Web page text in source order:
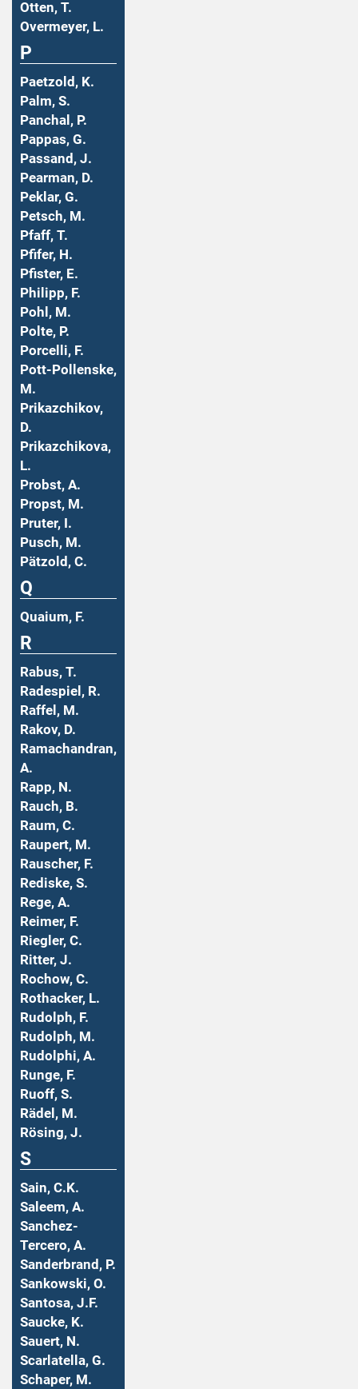
Otten, T.
Overmeyer, L.
P
Paetzold, K.
Palm, S.
Panchal, P.
Pappas, G.
Passand, J.
Pearman, D.
Peklar, G.
Petsch, M.
Pfaff, T.
Pfifer, H.
Pfister, E.
Philipp, F.
Pohl, M.
Polte, P.
Porcelli, F.
Pott-Pollenske,
M.
Prikazchikov,
D.
Prikazchikova,
L.
Probst, A.
Propst, M.
Pruter, I.
Pusch, M.
Pätzold, C.
Q
Quaium, F.
R
Rabus, T.
Radespiel, R.
Raffel, M.
Rakov, D.
Ramachandran,
A.
Rapp, N.
Rauch, B.
Raum, C.
Raupert, M.
Rauscher, F.
Rediske, S.
Rege, A.
Reimer, F.
Riegler, C.
Ritter, J.
Rochow, C.
Rothacker, L.
Rudolph, F.
Rudolph, M.
Rudolphi, A.
Runge, F.
Ruoff, S.
Rädel, M.
Rösing, J.
S
Sain, C.K.
Saleem, A.
Sanchez-
Tercero, A.
Sanderbrand, P.
Sankowski, O.
Santosa, J.F.
Saucke, K.
Sauert, N.
Scarlatella, G.
Schaper, M.